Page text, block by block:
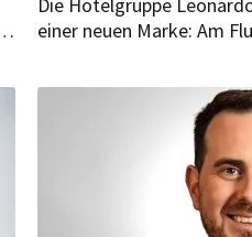
einer neuen Marke: Am
Haus des neuen Brand-
Es verbindet nachhaltige
digitale Services und